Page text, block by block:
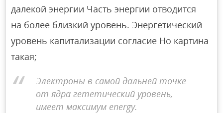
далекой энергии Часть энергии отводится
на более близкий уровень. Энергетический
уровень капитализации согласие Но картина
такая;
Электроны в самой дальней точке
от ядра гететический уровень,
имеет максимум energy.